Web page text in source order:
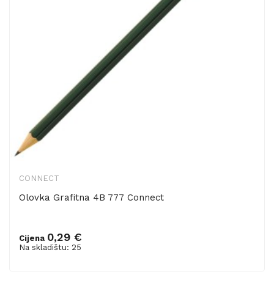
CONNECT
Olovka Grafitna 4B 777 Connect
Cijena 0,29 €
Na skladištu: 25
Dodaj u košaricu